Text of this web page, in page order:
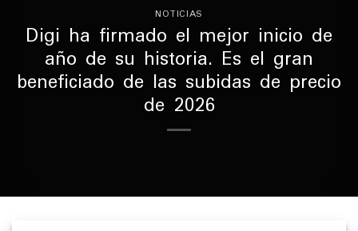
NOTICIAS
Digi ha firmado el mejor inicio de
año de su historia. Es el gran
beneficiado de las subidas de precio
de 2026